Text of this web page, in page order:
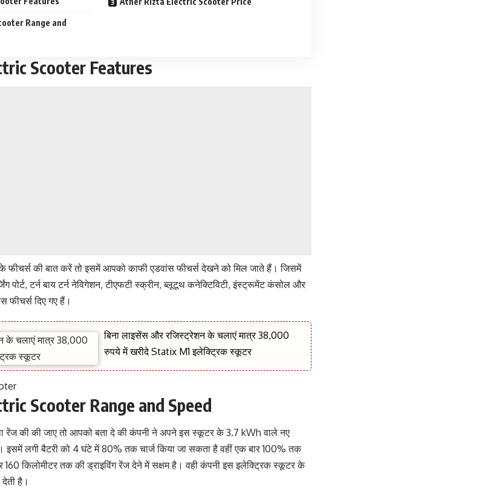
Range and
Scooter Features
की बात करें तो इसमें आपको काफी एडवांस फीचर्स देखने को मिल जाते हैं। जिसमें
पोर्ट, टर्न बाय टर्न नेविगेशन, टीएफटी स्क्रीन, ब्लूटूथ कनेक्टिविटी, इंस्ट्रूमेंट कंसोल और
दिए गए हैं।
बिना लाइसेंस और रजिस्ट्रेशन के चलाएं मात्र 38,000
रुपये में खरीदे Statix M1 इलेक्ट्रिक स्कूटर
Scooter Range and Speed
रेंज की की जाए तो आपको बता दे की कंपनी ने अपने इस स्कूटर के 3.7 kWh वाले नए
इसमें लगी बैटरी को 4 घंटे में 80% तक चार्ज किया जा सकता है वहीं एक बार 100% तक
160 किलोमीटर तक की ड्राइविंग रेंज देने में सक्षम है। वही कंपनी इस इलेक्ट्रिक स्कूटर के
है।